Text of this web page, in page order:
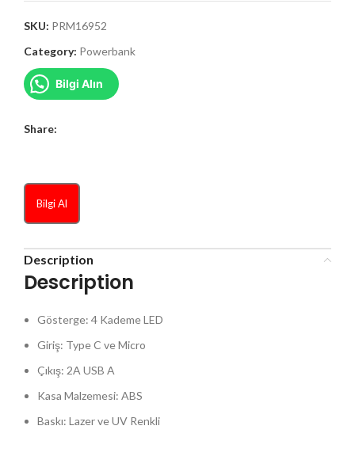
SKU: PRM16952
Category: Powerbank
Bilgi Alın
Share:
Bilgi Al
Description
Description
Gösterge: 4 Kademe LED
Giriş: Type C ve Micro
Çıkış: 2A USB A
Kasa Malzemesi: ABS
Baskı: Lazer ve UV Renkli